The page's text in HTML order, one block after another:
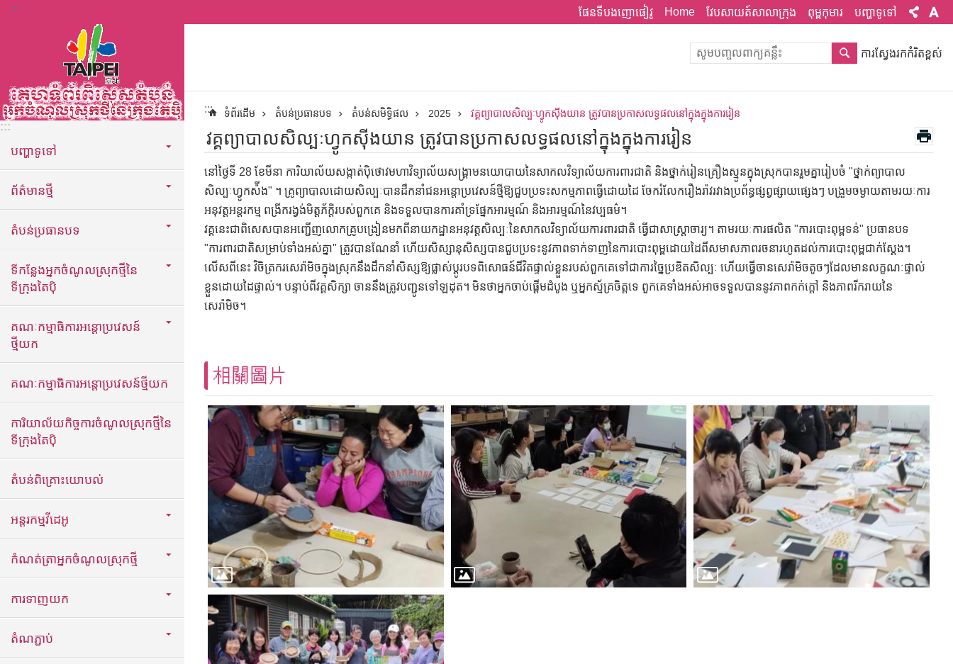
ទៅកាន់មាតិកាប្លុកមាតិកាសំខាន់
::: ផែនទីបងញោផៀវូ Home វែបសាយត៍សាលាក្រុង ពុម្ពកុមារ បញ្ហាទូទៅ
:::
បញ្ហាទូទៅ
ព័ត៌មានថ្មី
តំបន់ប្រធានបទ
ទីកន្លែងអ្នកចំណូលស្រុកថ្មីនៃ
ទីក្រុងតៃប៉ិ
គណៈកម្មាធិការអន្តោប្រវេសន៍
ថ្មីយក
គណៈកម្មាធិការអន្តោប្រវេសន៍ថ្មីយក
ការិយាល័យកិច្ចការចំណូលស្រុកថ្មីនៃ
ទីក្រុងតៃប៉ិ
តំបន់ពិគ្រោះយោបល់
អន្តរកម្មវីដេអូ
កំណត់ត្រាអ្នកចំណូលស្រុកថ្មី
ការទាញយក
តំណភ្ជាប់
ការស្វែងរកកំរិតខ្ពស់
::: ទំព័រដើម តំបន់ប្រធានបទ តំបន់សមិទ្ធិផល 2025 វគ្គព្យាបាលសិល្បៈហ្វូកស៊ីងយាន ត្រូវបានប្រកាសលទ្ធផលនៅក្នុងក្នុងការរៀន
វគ្គព្យាបាលសិល្បៈហ្វូកស៊ីងយាន ត្រូវបានប្រកាសលទ្ធផលនៅក្នុងក្នុងការរៀន
នៅថ្ងៃទី 28 ខែមីនា ការិយាល័យសង្កាត់ប៉ិថោវមហាវិទ្យាល័យសង្គ្រាមនយោបាយនៃសាកលវិទ្យាល័យការពារជាតិ និងថ្នាក់រៀនគ្រឿងស្មូនក្នុងស្រុកបានរួមគ្នារៀបចំ "ថ្នាក់ព្យាបាល
សិល្បៈហ្វូកស៉ីង" ។ គ្រូព្យាបាលដោយសិល្បៈបានដឹកនាំជនអន្តោប្រវេសន៍ថ្មីឱ្យជួបប្រទះសកម្មភាពធ្វើដោយដៃ ចែករំលែករឿងរ៉ាវរវាងប្រព័ន្ធផ្សព្វផ្សាយផ្សេងៗ បង្រួមចម្ងាយតាមរយៈការ
អនុវត្តអន្តរកម្ម ពង្រីករង្វង់មិត្តភ័ក្តិរបស់ពួកគេ និងទទួលបានការគាំទ្រផ្នែកអារម្មណ៍ និងអារម្មណ៍នៃវប្បធម៌។
វគ្គនេះជាពិសេសបានអញ្ជើញលោកគ្រូបង្រៀនមកពីនាយកដ្ឋានអនុវត្តសិល្បៈនៃសាកលវិទ្យាល័យការពារជាតិ ធ្វើជាសាស្ត្រាចារ្យ។ តាមរយៈការផលិត "ការបោះពុម្ពទន់" ប្រធានបទ
"ការពារជាតិសម្រាប់ទាំងអស់គ្នា" ត្រូវបានណែនាំ ហើយសិស្សានុសិស្សបានជួបប្រទះនូវភាពទាក់ទាញនៃការបោះពុម្ពដោយដៃពីសមាសភាពរចនារហូតដល់ការបោះពុម្ពជាក់ស្តែង។
លើសពីនេះ វិចិត្រករសេរ៉ាមិចក្នុងស្រុកនឹងដឹកនាំសិស្សឱ្យផ្លាស់ប្តូរបទពិសោធន៍ជីវិតផ្ទាល់ខ្លួនរបស់ពួកគេទៅជាការច្នៃប្រឌិតសិល្បៈ ហើយធ្វើចានសេរ៉ាមិចតូចៗដែលមានលក្ខណៈផ្ទាល់
ខ្លួនដោយដៃផ្ទាល់។ បន្ទាប់ពីវគ្គសិក្សា ចាននឹងត្រូវបញ្ជូនទៅឡដុត។ មិនថាអ្នកចាប់ផ្តើមដំបូង ឬអ្នកស្ម័គ្រចិត្តទេ ពួកគេទាំងអស់អាចទទួលបាននូវភាពកក់ក្ដៅ និងភាពរីករាយនៃ
សេរ៉ាមិច។
相關圖片